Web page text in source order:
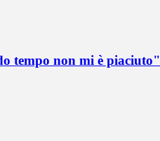
tempo non mi è piaciuto"